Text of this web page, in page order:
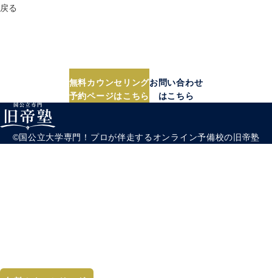
戻る
無料カウンセリング
予約ページはこちら
お問い合わせ
はこちら
©︎国公立大学専門！プロが伴走するオンライン予備校の旧帝塾